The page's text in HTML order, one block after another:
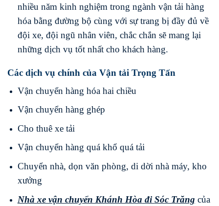
nhiều năm kinh nghiệm trong ngành vận tải hàng
hóa bằng đường bộ cùng với sự trang bị đầy đủ về
đội xe, đội ngũ nhân viên, chắc chắn sẽ mang lại
những dịch vụ tốt nhất cho khách hàng.
Các dịch vụ chính của Vận tải Trọng Tấn
Vận chuyển hàng hóa hai chiều
Vận chuyển hàng ghép
Cho thuê xe tải
Vận chuyển hàng quá khổ quá tải
Chuyển nhà, dọn văn phòng, di dời nhà máy, kho
xưởng
Nhà xe vận chuyển Khánh Hòa điSóc Trăng của